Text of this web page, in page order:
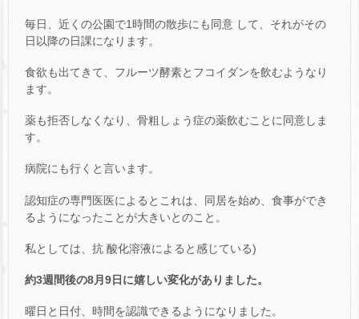
毎日、近くの公園で1時間の散歩にも同意 して、それがその
日以降の日課になります。
食欲も出てきて、フルーツ酵素とフコイダンを飲むようなり
ます。
薬も拒否しなくなり、骨粗しょう症の薬飲むことに同意しま
す。
病院にも行くと言います。
認知症の専門医医によるとこれは、同居を始め、食事ができ
るようになったことが大きいとのこと。
私としては、抗 酸化溶液によると感じている)
約3週間後の8月9日に嬉しい変化がありました。
曜日と日付、時間を認識できるようになりました。